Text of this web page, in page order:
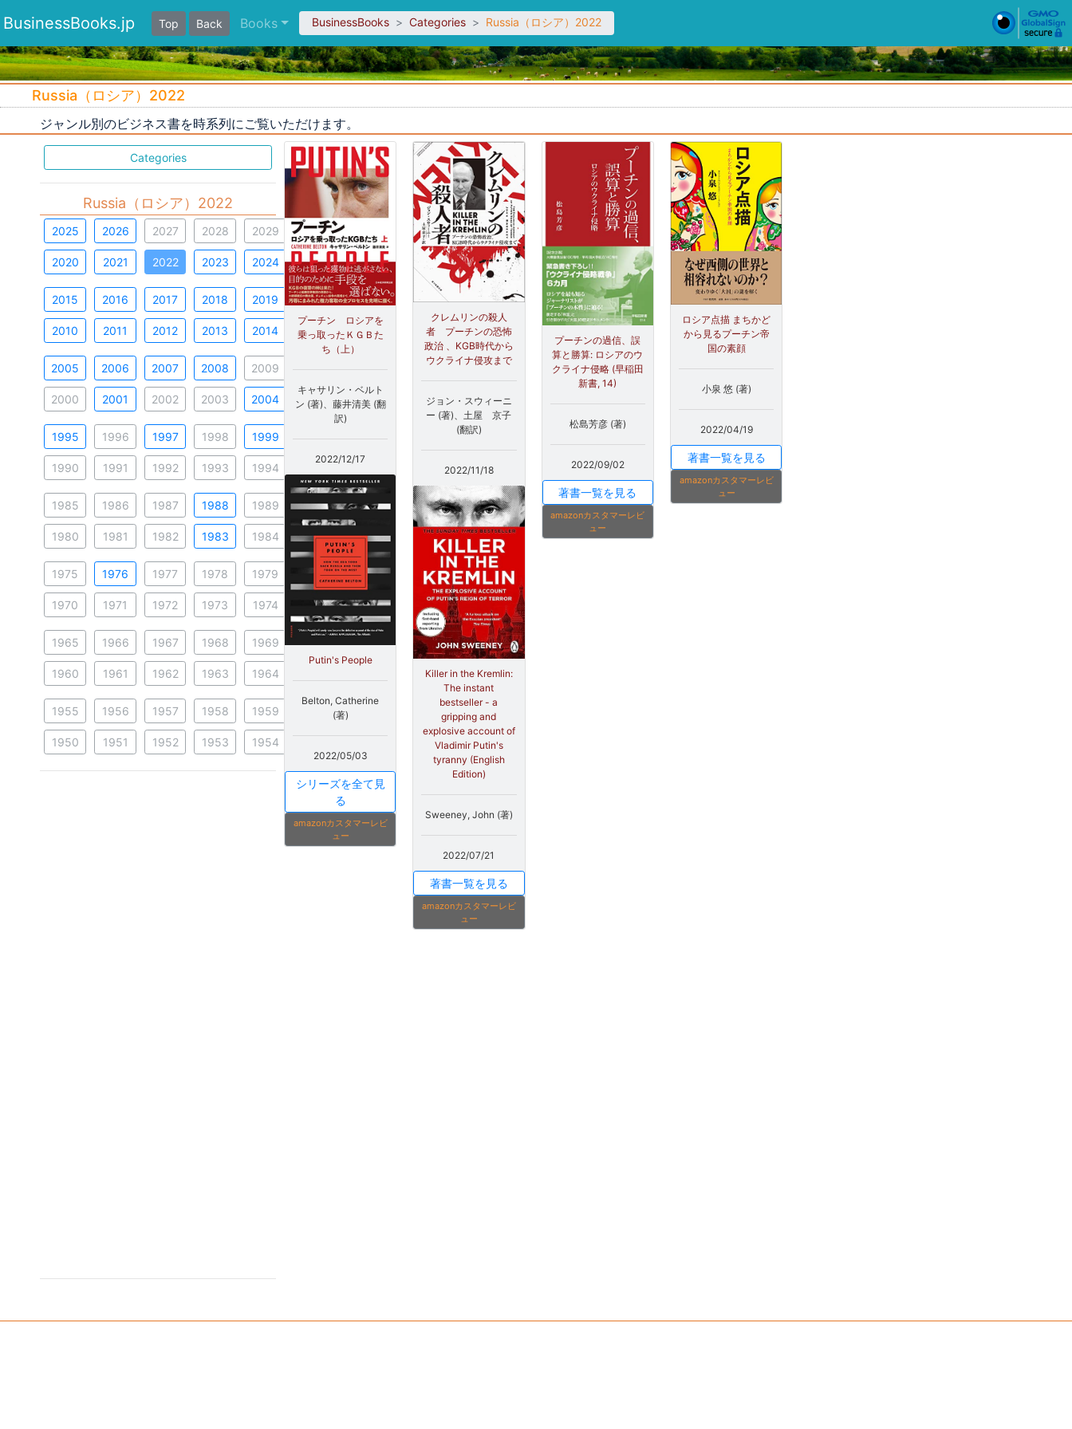
BusinessBooks.jp Top Back Books BusinessBooks Categories Russia（ロシア）2022
Russia（ロシア）2022
ジャンル別のビジネス書を時系列にご覧いただけます。
Categories
Russia（ロシア）2022
2025 2026 2027 2028 2029
2020 2021 2022 2023 2024
2015 2016 2017 2018 2019
2010 2011 2012 2013 2014
2005 2006 2007 2008 2009
2000 2001 2002 2003 2004
1995 1996 1997 1998 1999
1990 1991 1992 1993 1994
1985 1986 1987 1988 1989
1980 1981 1982 1983 1984
1975 1976 1977 1978 1979
1970 1971 1972 1973 1974
1965 1966 1967 1968 1969
1960 1961 1962 1963 1964
1955 1956 1957 1958 1959
1950 1951 1952 1953 1954
プーチン ロシアを
乗っ取ったＫＧＢた
ち（上）
キャサリン・ベルト
ン (著)、藤井清美 (翻
訳)
2022/12/17
Putin's People
Belton, Catherine
(著)
2022/05/03
シリーズを全て見
る
amazonカスタマーレビ
ュー
クレムリンの殺人
者 プーチンの恐怖
政治 、KGB時代から
ウクライナ侵攻まで
ジョン・スウィーニ
ー (著)、土屋 京子
(翻訳)
2022/11/18
Killer in the Kremlin:
The instant
bestseller - a
gripping and
explosive account of
Vladimir Putin's
tyranny (English
Edition)
Sweeney, John (著)
2022/07/21
著書一覧を見る
amazonカスタマーレビ
ュー
プーチンの過信、誤
算と勝算: ロシアのウ
クライナ侵略 (早稲田
新書, 14)
松島芳彦 (著)
2022/09/02
著書一覧を見る
amazonカスタマーレビ
ュー
ロシア点描 まちかど
から見るプーチン帝
国の素顔
小泉 悠 (著)
2022/04/19
著書一覧を見る
amazonカスタマーレビ
ュー